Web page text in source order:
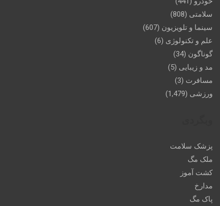
سلامتی (808)
سینما و تلویزیون (607)
علم و تکنولوژی (6)
گوناگون (34)
مد و زیبایی (5)
مسافرت (3)
ورزشی (1,479)
پزشک سلامت
ملک مگ
کشت آموز
مدارخ
پاک مگ